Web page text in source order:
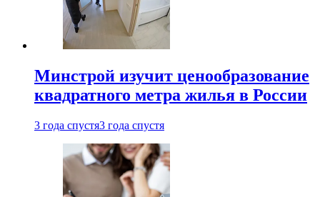
Минстрой изучит ценообразование
квадратного метра жилья в России
3 года спустя3 года спустя